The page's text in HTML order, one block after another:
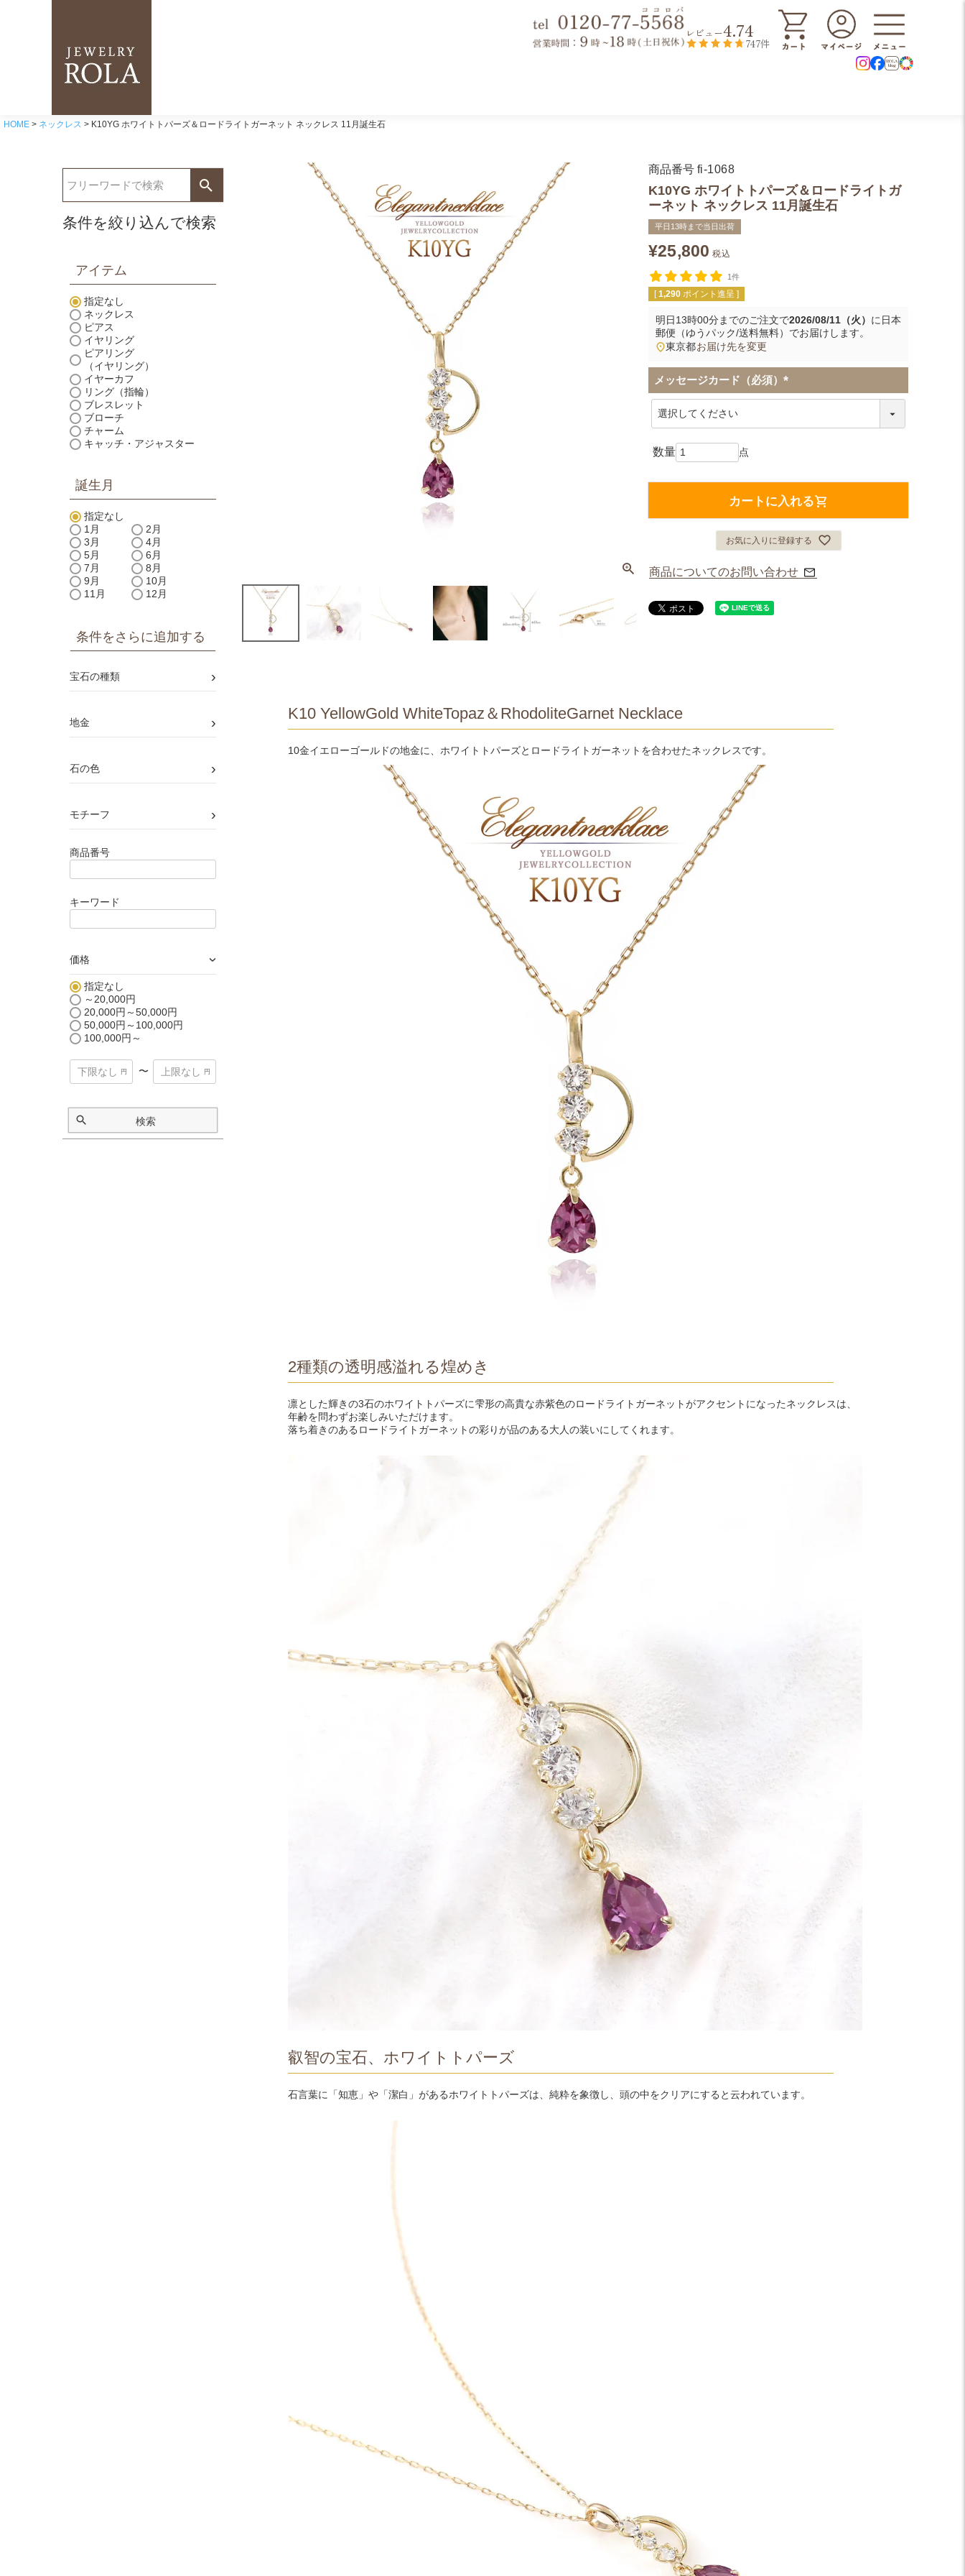
レビュー4.74
747件
HOME ネックレス K10YG ホワイトトパーズ＆ロードライトガーネット ネックレス 11月誕生石
条件を絞り込んで検索
アイテム
指定なし
ネックレス
ピアス
イヤリング
ピアリング
（イヤリング）
イヤーカフ
リング（指輪）
ブレスレット
ブローチ
チャーム
キャッチ・アジャスター
誕生月
指定なし
1月
2月
3月
4月
5月
6月
7月
8月
9月
10月
11月
12月
条件をさらに追加する
宝石の種類 ›
地金 ›
石の色 ›
モチーフ ›
商品番号
キーワード
価格 ›
指定なし
～20,000円
20,000円～50,000円
50,000円～100,000円
100,000円～
〜
検索
商品番号 fi-1068
K10YG ホワイトトパーズ＆ロードライトガ
ーネット ネックレス 11月誕生石
平日13時まで当日出荷
¥25,800 税込
1件
[ 1,290 ポイント進呈 ]
明日13時00分までのご注文で2026/08/11（火） に 日本
郵便（ゆうパック/送料無料） でお届けします。
東京都お届け先を変更
メッセージカード（必須）
(
カートに入れる
お気に入りに登録する
商品についてのお問い合わせ
K10 YellowGold WhiteTopaz＆RhodoliteGarnet Necklace
10金イエローゴールドの地金に、ホワイトトパーズとロードライトガーネットを合わせたネックレスです。
2種類の透明感溢れる煌めき
凛とした輝きの3石のホワイトトパーズに雫形の高貴な赤紫色のロードライトガーネットがアクセントになったネックレスは、
年齢を問わずお楽しみいただけます。
落ち着きのあるロードライトガーネットの彩りが品のある大人の装いにしてくれます。
叡智の宝石、ホワイトトパーズ
石言葉に「知恵」や「潔白」があるホワイトトパーズは、純粋を象徴し、頭の中をクリアにすると云われています。